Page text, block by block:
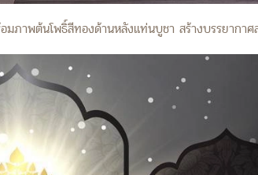
อมภาพต้นโพธิ์สีทองด้านหลังแท่นบูชา สร้างบรรยากา